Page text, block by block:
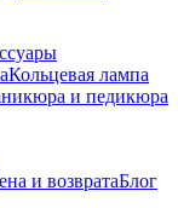
Кольцевая лампа
и педикюра
и возвратаБлог